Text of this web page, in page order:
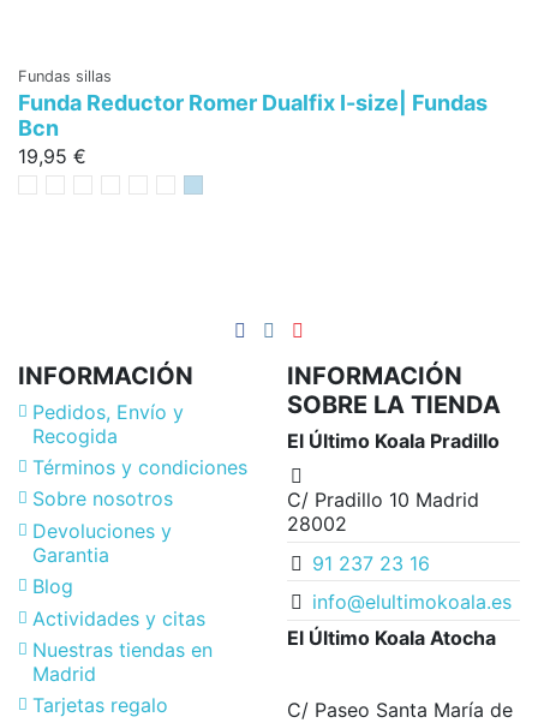
Fundas sillas
Funda Reductor Romer Dualfix I-size| Fundas
Bcn
19,95 €
INFORMACIÓN
Pedidos, Envío y
Recogida
Términos y condiciones
Sobre nosotros
Devoluciones y
Garantia
Blog
Actividades y citas
Nuestras tiendas en
Madrid
Tarjetas regalo
INFORMACIÓN
SOBRE LA TIENDA
El Último Koala Pradillo
C/ Pradillo 10 Madrid
28002
91 237 23 16
info@elultimokoala.es
El Último Koala Atocha
C/ Paseo Santa María de